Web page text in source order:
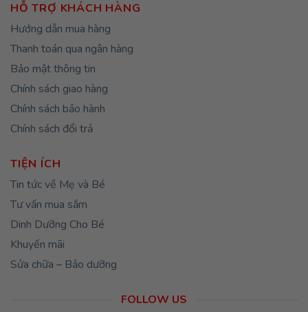
HỖ TRỢ KHÁCH HÀNG
Hướng dẫn mua hàng
Thanh toán qua ngân hàng
Bảo mật thông tin
Chính sách giao hàng
Chính sách bảo hành
Chính sách đổi trả
TIỆN ÍCH
Tin tức về Mẹ và Bé
Tư vấn mua sắm
Dinh Dưỡng Cho Bé
Khuyến mãi
Sửa chữa – Bảo dưỡng
FOLLOW US